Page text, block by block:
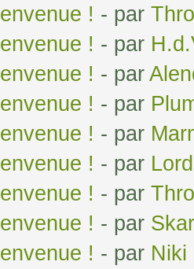
! - par
! - par
! - par
! - par
! - par
! - par
! - par
! - par
! - par Niki